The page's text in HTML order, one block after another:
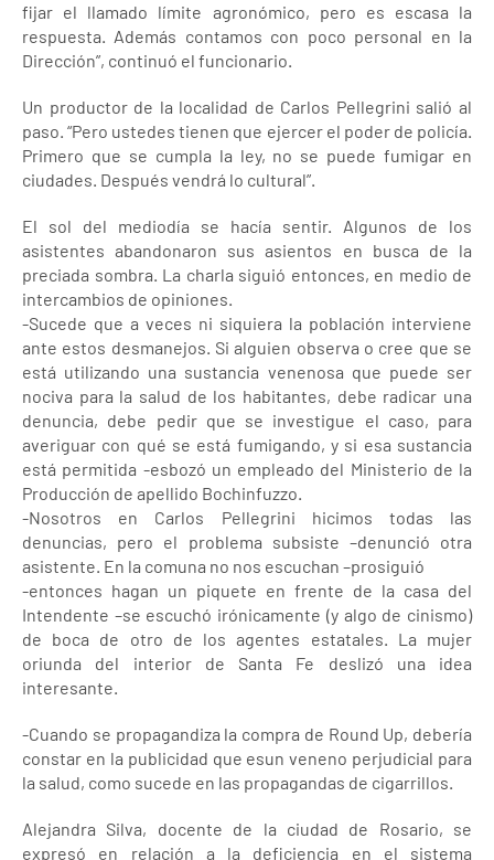
fijar el llamado límite agronómico, pero es escasa la
respuesta. Además contamos con poco personal en la
Dirección”, continuó el funcionario.
Un productor de la localidad de Carlos Pellegrini salió al
paso. “Pero ustedes tienen que ejercer el poder de policía.
Primero que se cumpla la ley, no se puede fumigar en
ciudades. Después vendrá lo cultural”.
El sol del mediodía se hacía sentir. Algunos de los
asistentes abandonaron sus asientos en busca de la
preciada sombra. La charla siguió entonces, en medio de
intercambios de opiniones.
-Sucede que a veces ni siquiera la población interviene
ante estos desmanejos. Si alguien observa o cree que se
está utilizando una sustancia venenosa que puede ser
nociva para la salud de los habitantes, debe radicar una
denuncia, debe pedir que se investigue el caso, para
averiguar con qué se está fumigando, y si esa sustancia
está permitida -esbozó un empleado del Ministerio de la
Producción de apellido Bochinfuzzo.
-Nosotros en Carlos Pellegrini hicimos todas las
denuncias, pero el problema subsiste –denunció otra
asistente. En la comuna no nos escuchan –prosiguió
-entonces hagan un piquete en frente de la casa del
Intendente –se escuchó irónicamente (y algo de cinismo)
de boca de otro de los agentes estatales. La mujer
oriunda del interior de Santa Fe deslizó una idea
interesante.
-Cuando se propagandiza la compra de Round Up, debería
constar en la publicidad que esun veneno perjudicial para
la salud, como sucede en las propagandas de cigarrillos.
Alejandra Silva, docente de la ciudad de Rosario, se
expresó en relación a la deficiencia en el sistema